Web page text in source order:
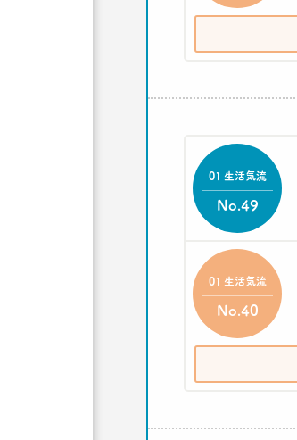
01 生活気流
No.49
01 生活気流
No.40